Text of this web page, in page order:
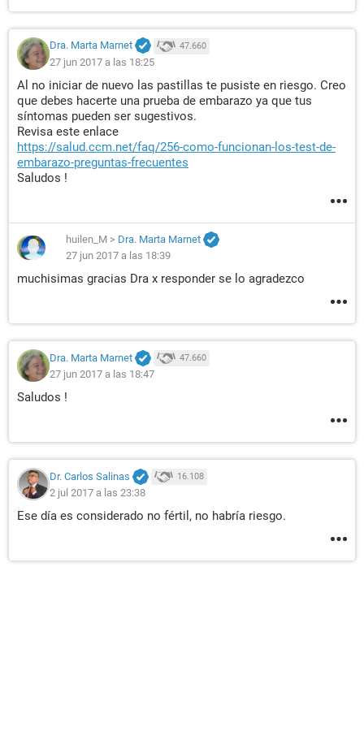
Dra. Marta Marnet 47.660
27 jun 2017 a las 18:25
Al no iniciar de nuevo las pastillas te pusiste en riesgo. Creo
que debes hacerte una prueba de embarazo ya que tus
síntomas pueden ser sugestivos.
Revisa este enlace
https://salud.ccm.net/faq/256-como-funcionan-los-test-de-
embarazo-preguntas-frecuentes
Saludos !
huilen_M > Dra. Marta Marnet
27 jun 2017 a las 18:39
muchisimas gracias Dra x responder se lo agradezco
Dra. Marta Marnet 47.660
27 jun 2017 a las 18:47
Saludos !
Dr. Carlos Salinas 16.108
2 jul 2017 a las 23:38
Ese día es considerado no fértil, no habría riesgo.